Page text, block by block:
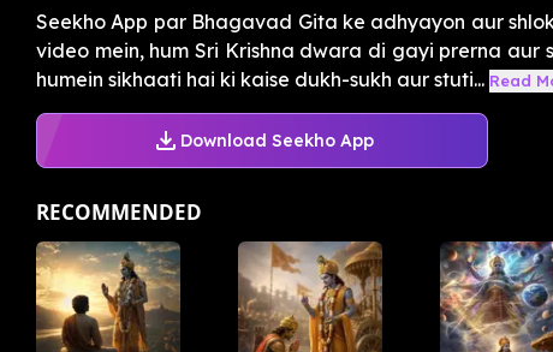
Seekho App par Bhagavad Gita ke adhyayon aur
video mein, hum Sri Krishna dwara di gayi prerna aur
humein sikhaati hai ki kaise dukh-sukh aur stuti... Read
Download Seekho App
RECOMMENDED